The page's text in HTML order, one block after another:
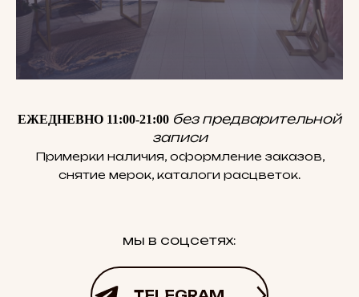
ЕЖЕДНЕВНО 11:00-21:00 без предварительной
записи
Примерки наличия, оформление заказов,
снятие мерок, каталоги расцветок.
мы в соцсетях: